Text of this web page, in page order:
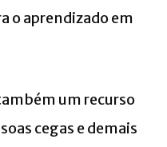
o aprendizado em
um recurso
cegas e demais